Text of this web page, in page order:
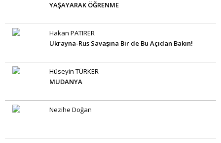
YAŞAYARAK ÖĞRENME
Hakan PATIRER
Ukrayna-Rus Savaşına Bir de Bu Açıdan Bakın!
Hüseyin TÜRKER
MUDANYA
Nezihe Doğan